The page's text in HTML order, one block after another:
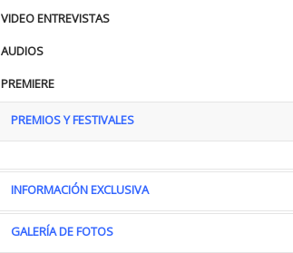
VIDEO ENTREVISTAS
AUDIOS
PREMIERE
PREMIOS Y FESTIVALES
INFORMACIÓN EXCLUSIVA
GALERÍA DE FOTOS